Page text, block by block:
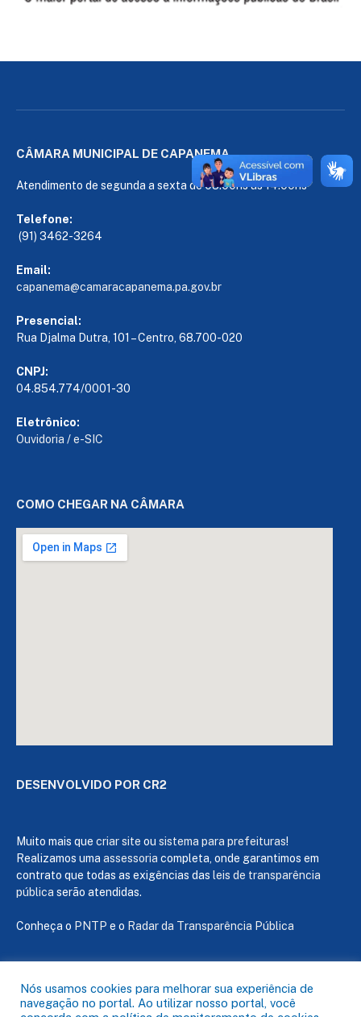
CÂMARA MUNICIPAL DE CAPANEMA
Atendimento de segunda a sexta de 08:00hs às 14:00hs
Telefone:
(91) 3462-3264
Email:
capanema@camaracapanema.pa.gov.br
Presencial:
Rua Djalma Dutra, 101 – Centro, 68.700-020
CNPJ:
04.854.774/0001-30
Eletrônico:
Ouvidoria /e-SIC
COMO CHEGAR NA CÂMARA
DESENVOLVIDO POR CR2
Muito mais que criar site ou sistema para prefeituras!
Realizamos uma assessoria completa, onde garantimos em
contrato que todas as exigências das leis de transparência
pública serão atendidas.
Conheça o PNTP e o Radar da Transparência Pública
Todos os direitos reservados a Câmara de Capanema
Nós usamos cookies para melhorar sua experiência de
navegação no portal. Ao utilizar nosso portal, você